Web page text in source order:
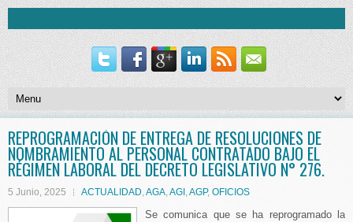
REPROGRAMACIÓN DE ENTREGA DE RESOLUCIONES DE
NOMBRAMIENTO AL PERSONAL CONTRATADO BAJO EL
RÉGIMEN LABORAL DEL DECRETO LEGISLATIVO N° 276.
5 Junio, 2025 ACTUALIDAD,AGA,AGI ,AGP, OFICIOS
Se comunica que se ha reprogramado la